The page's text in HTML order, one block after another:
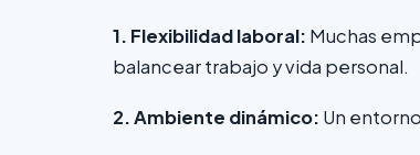
1. Flexibilidad laboral: Muchas
balancear trabajo y vida personal.
2. Ambiente dinámico: Un